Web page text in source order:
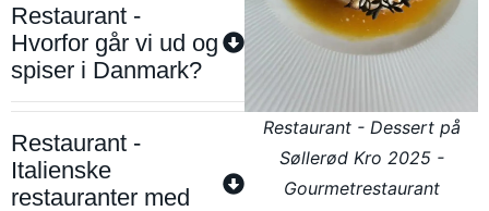
Restaurant -
Hvorfor går vi ud og
spiser i Danmark?
Restaurant -
Italienske
restauranter med
Restaurant - Dessert på
Søllerød Kro 2025 -
Gourmetrestaurant